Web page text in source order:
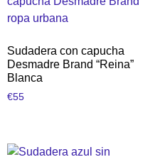
Sudadera con capucha
Desmadre Brand “Reina”
Blanca
€55